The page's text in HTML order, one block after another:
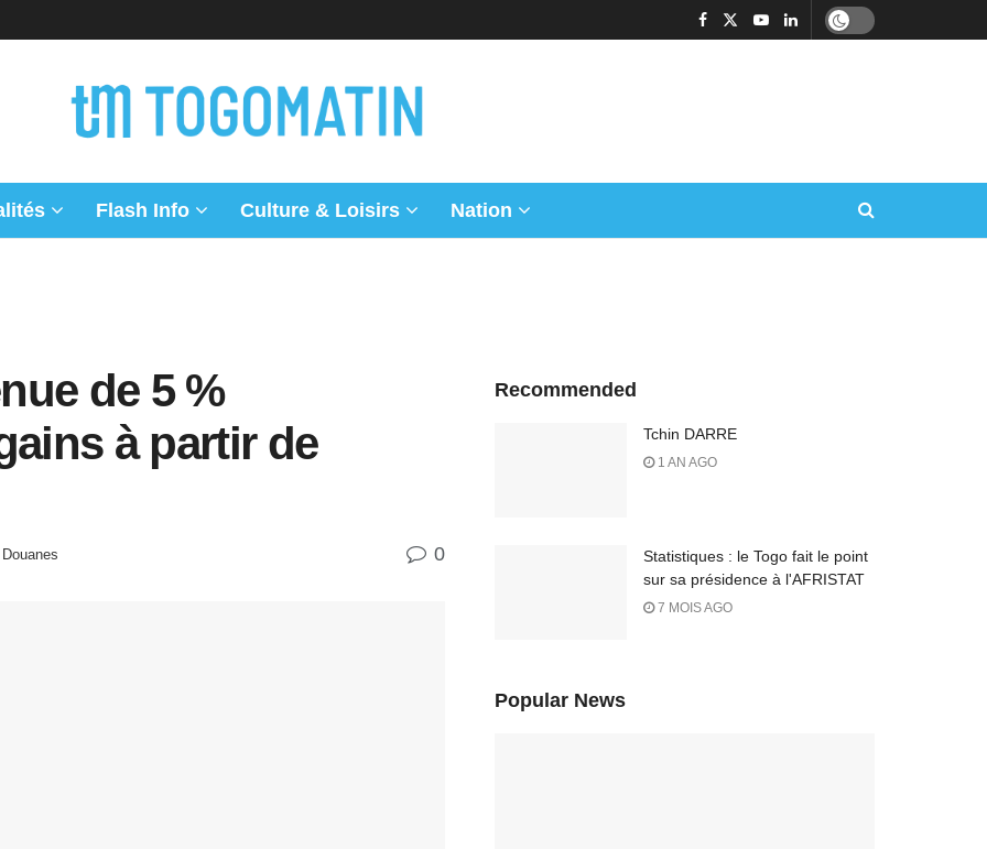
Flash Info Culture & Loisirs Nation
de 5 %
à partir de
0
Recommended
Tchin DARRE
1 AN AGO
Statistiques : le Togo fait le point
sur sa présidence à l'AFRISTAT
7 MOIS AGO
Popular News